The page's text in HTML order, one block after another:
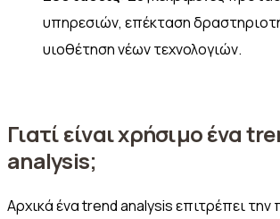
υπηρεσιών, επέκταση
υιοθέτηση νέων τεχνολογιών.
Γιατί είναι χρήσιμο ένα
analysis;
Αρχικά ένα trend analysis επιτρέπει την